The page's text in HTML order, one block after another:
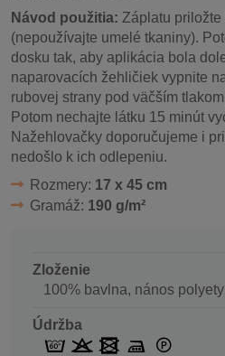
Návod použitia: Záplatu
(nepoužívajte umelé tkaniny).
dosku tak, aby aplikácia bola
naparovacích žehličiek vypnite
rubovej strany pod väčším
Potom nechajte látku 15 minút
Nažehlovačky doporučujeme i
nedošlo k ich odlepeniu.
Rozmery: 17 x 45 cm
Gramáž: 190 g/m²
Zloženie
100% bavlna, nános
Údržba